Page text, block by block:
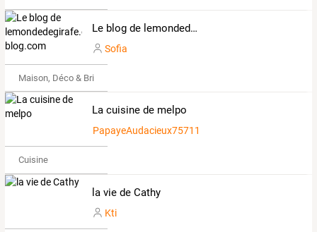
Le blog de lemondedegirafe.over-blog.com
Sofia
Maison, Déco & Bricolage
La cuisine de melpo
PapayeAudacieux757111
Cuisine
la vie de Cathy
Kti